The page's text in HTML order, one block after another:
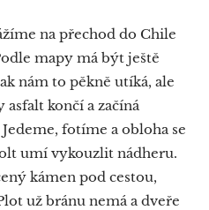
na přechod do Chile
mapy má být ještě
nám to pěkně utíká, ale
končí a začíná
fotíme a obloha se
umí vykouzlit nádheru.
kámen pod cestou,
už bránu nemá a dveře